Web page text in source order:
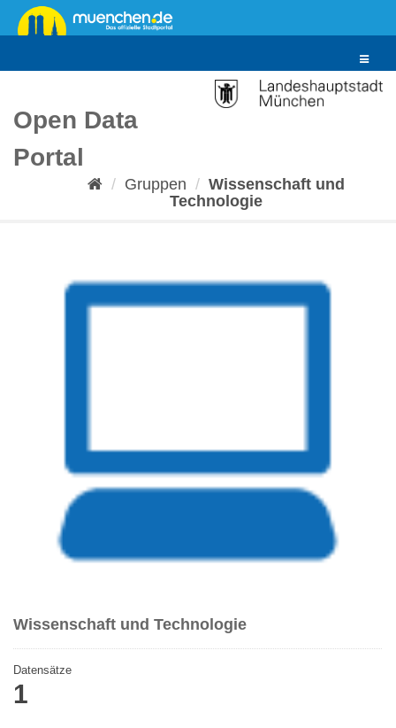
Überspringen
zum
Toggle
Open Data
Portal
Gruppen
Wissenschaft und
Technologie
Wissenschaft und Technologie
Datensätze
1